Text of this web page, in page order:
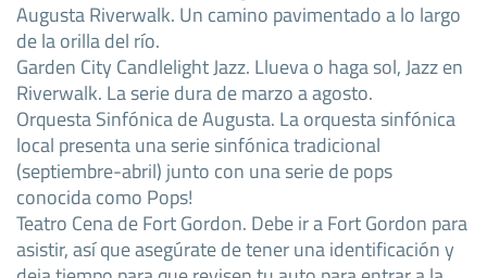
Augusta Riverwalk. Un camino pavimentado a lo largo
de la orilla del río.
Garden City Candlelight Jazz. Llueva o haga sol, Jazz en
Riverwalk. La serie dura de marzo a agosto.
Orquesta Sinfónica de Augusta. La orquesta sinfónica
local presenta una serie sinfónica tradicional
(septiembre-abril) junto con una serie de pops
conocida como Pops!
Teatro Cena de Fort Gordon. Debe ir a Fort Gordon para
asistir, así que asegúrate de tener una identificación y